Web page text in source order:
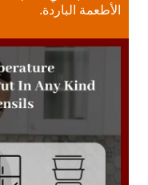
الأطعمة الباردة.